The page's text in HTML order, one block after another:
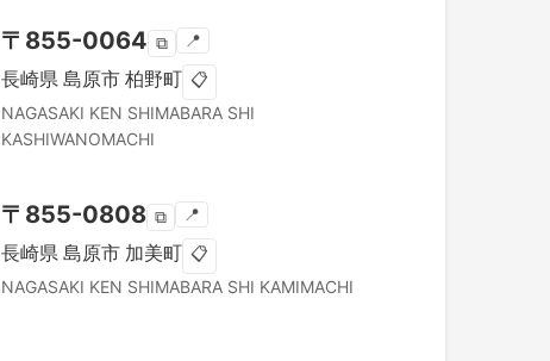
〒 855-0064 ⧉ 📍
長崎県 島原市 柏野町 📋
NAGASAKI KEN SHIMABARA SHI
KASHIWANOMACHI
〒 855-0808 ⧉ 📍
長崎県 島原市 加美町 📋
NAGASAKI KEN SHIMABARA SHI KAMIMACHI